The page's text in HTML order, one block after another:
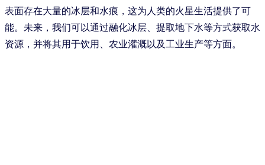
表面存在大量的冰层和水痕，这为人类的火星生活提供了可
能。未来，我们可以通过融化冰层、提取地下水等方式获取水
资源，并将其用于饮用、农业灌溉以及工业生产等方面。